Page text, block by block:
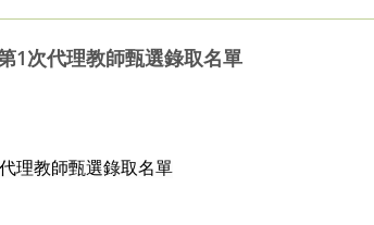
1次代理教師甄選錄取名單
理教師甄選錄取名單